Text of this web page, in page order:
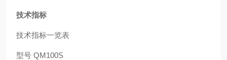
技术指标
技术指标一览表
型号 QM100S